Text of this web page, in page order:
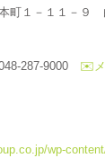
本町１－１１－９
287-9000 ✉️メ
wp-